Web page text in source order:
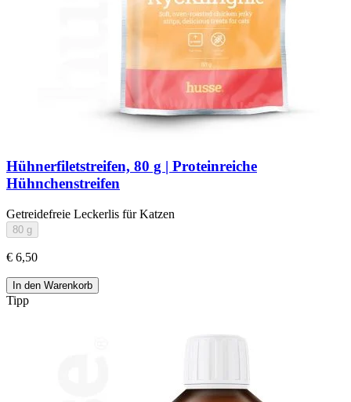
Hühnerfiletstreifen, 80 g | Proteinreiche
Hühnchenstreifen
Getreidefreie Leckerlis für Katzen
80 g
€ 6,50
In den Warenkorb
Tipp